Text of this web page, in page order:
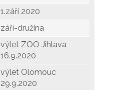
1.září 2020
září-družina
výlet ZOO Jihlava
16.9.2020
výlet Olomouc
29.9.2020